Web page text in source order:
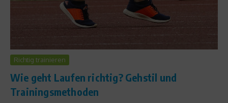
Richtig trainieren
Wie geht Laufen richtig? Gehstil und
Trainingsmethoden